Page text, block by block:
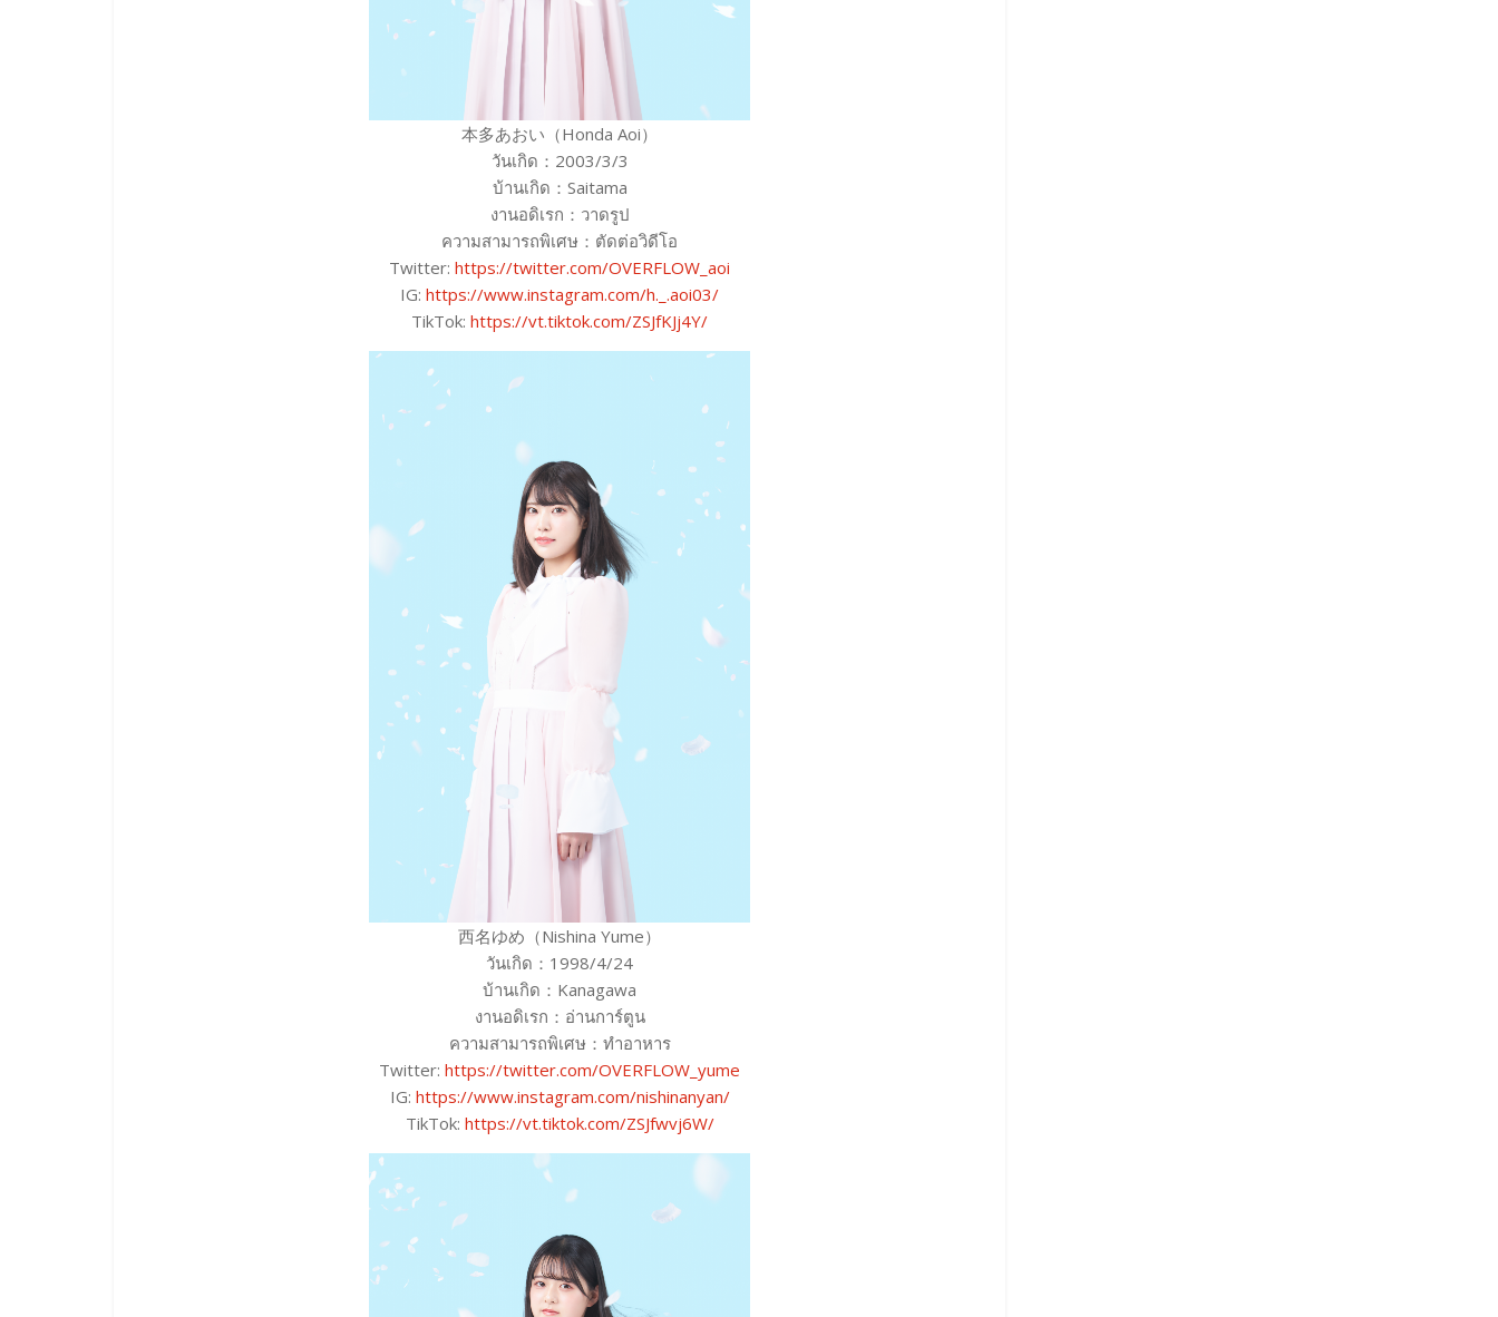
本多あおい（Honda Aoi）
วันเกิด：2003/3/3
บ้านเกิด：Saitama
งานอดิเรก：วาดรูป
ความสามารถพิเศษ：ตัดต่อวิดีโอ
Twitter: https://twitter.com/OVERFLOW_aoi
IG: https://www.instagram.com/h._.aoi03/
TikTok: https://vt.tiktok.com/ZSJfKJj4Y/
西名ゆめ（Nishina Yume）
วันเกิด：1998/4/24
บ้านเกิด：Kanagawa
งานอดิเรก：อ่านการ์ตูน
ความสามารถพิเศษ：ทำอาหาร
Twitter: https://twitter.com/OVERFLOW_yume
IG: https://www.instagram.com/nishinanyan/
TikTok: https://vt.tiktok.com/ZSJfwvj6W/